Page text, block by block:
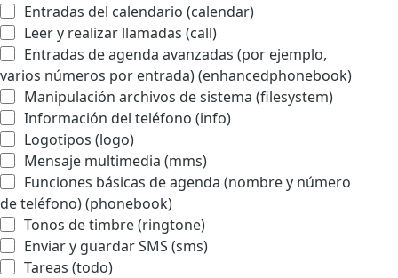
Entradas del calendario (calendar)
Leer y realizar llamadas (call)
Entradas de agenda avanzadas (por ejemplo,
varios números por entrada) (enhancedphonebook)
Manipulación archivos de sistema (filesystem)
Información del teléfono (info)
Logotipos (logo)
Mensaje multimedia (mms)
Funciones básicas de agenda (nombre y número
de teléfono) (phonebook)
Tonos de timbre (ringtone)
Enviar y guardar SMS (sms)
Tareas (todo)